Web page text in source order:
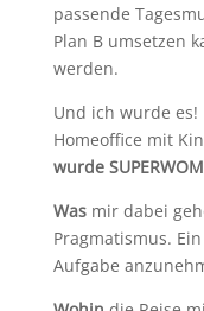
passende
Plan B umsetzen
werden.
Und ich wurde
Homeoffice mit
wurde
Wasmir dabei
Pragmatismus.
Aufgabe